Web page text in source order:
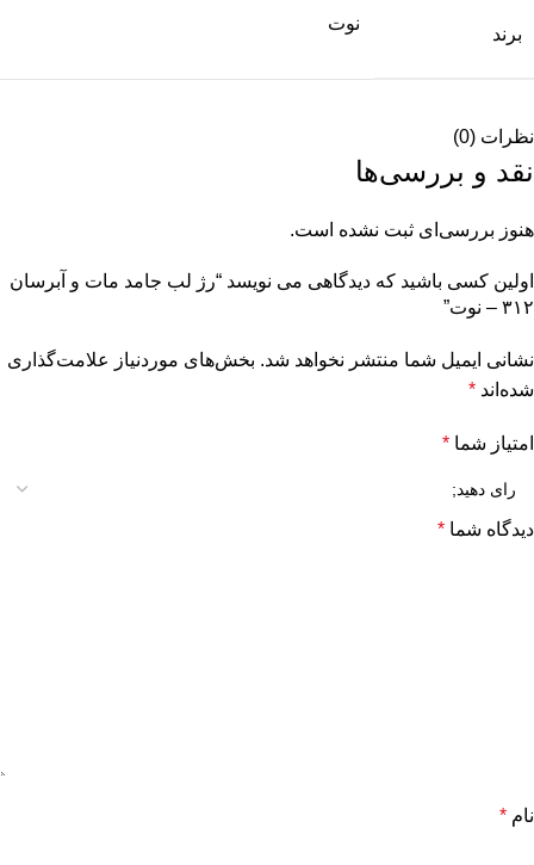
برند
نوت
نظرات (0)
نقد و بررسی‌ها
هنوز بررسی‌ای ثبت نشده است.
اولین کسی باشید که دیدگاهی می نویسد “رژ لب جامد مات و آبرسان
۳۱۲ – نوت”
نشانی ایمیل شما منتشر نخواهد شد. بخش‌های موردنیاز علامت‌گذاری
شده‌اند *
امتیاز شما *
دیدگاه شما *
نام *